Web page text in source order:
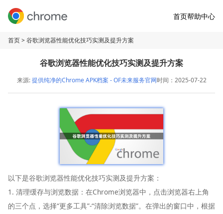
首页帮助中心
首页> 谷歌浏览器性能优化技巧实测及提升方案
谷歌浏览器性能优化技巧实测及提升方案
来源:提供纯净的Chrome APK档案 - OF未来服务官网时间：2025-07-22
以下是谷歌浏览器性能优化技巧实测及提升方案：
1. 清理缓存与浏览数据：在Chrome浏览器中，点击浏览器右上角
的三个点，选择“更多工具”-“清除浏览数据”。在弹出的窗口中，根据